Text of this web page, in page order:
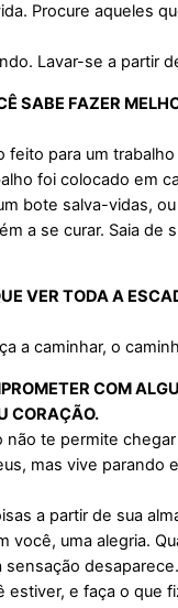
Procure aqueles
Lavar-se a partir
SABE FAZER
feito para um
foi colocado em
bote salva-vidas,
a se curar. Saia de
VER TODA A
a caminhar, o
COM
CORAÇÃO.
não te permite
mas vive parando
a partir de sua
você, uma alegria.
estiver, e faça o que